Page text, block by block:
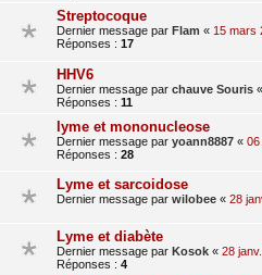
Streptocoque
Dernier message par Flam « 15 mars
Réponses : 17
HHV6
Dernier message par chauve Souris «
Réponses : 11
lyme et mononucleose
Dernier message par yoann8887 « 06
Réponses : 28
Lyme et sarcoidose
Dernier message par wilobee « 28
Lyme et diabète
Dernier message par Kosok « 28
Réponses : 4